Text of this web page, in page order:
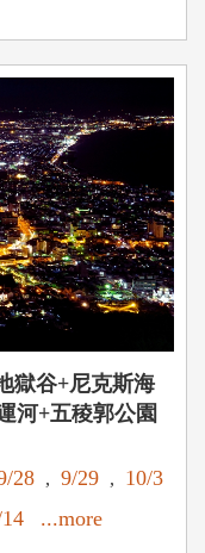
獄谷+尼克斯海
河+五稜郭公園
28 , 9/29 , 10/3
...more